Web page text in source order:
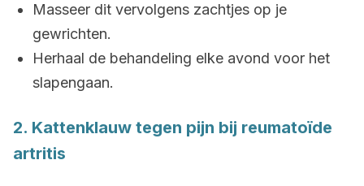
Masseer dit vervolgens zachtjes op je
gewrichten.
Herhaal de behandeling elke avond voor het
slapengaan.
2. Kattenklauw tegen pijn bij reumatoïde
artritis